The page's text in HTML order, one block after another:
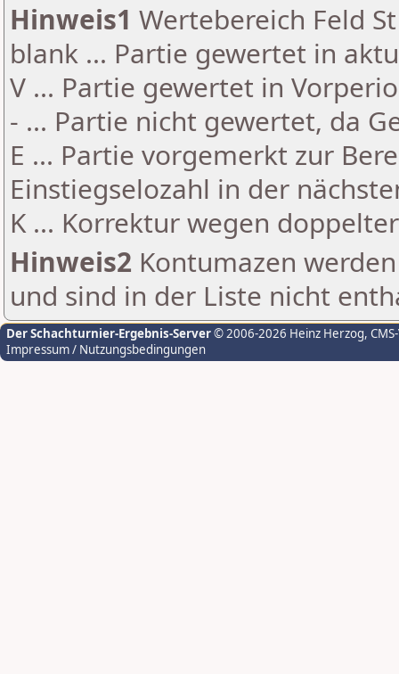
Hinweis1 Wertebereich Feld
blank ... Partie gewertet in
V ... Partie gewertet in
- ... Partie nicht gewertet, da
E ... Partie vorgemerkt zur
Einstiegselozahl in der
K ... Korrektur wegen
Hinweis2 Kontumazen
und sind in der Liste nicht
Der Schachturnier-Ergebnis-Server© 2006-2026 Heinz Herzog,
Impressum / Nutzungsbedingungen